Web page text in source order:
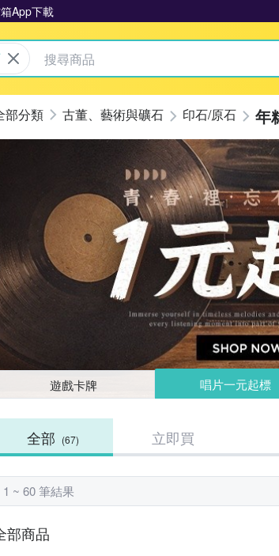
App下載
古董、藝術與礦石 印石/原石 年
遊戲卡牌 唱片一元起標
全部 (67) 立即買
1 ~ 60 筆結果
部商品